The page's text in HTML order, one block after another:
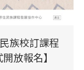
族校訂課程
放報名】